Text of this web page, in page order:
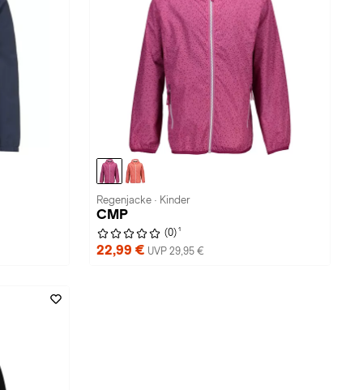
Regenjacke · Kinder
CMP
(0) 1
22,99 € UVP 29,95 €